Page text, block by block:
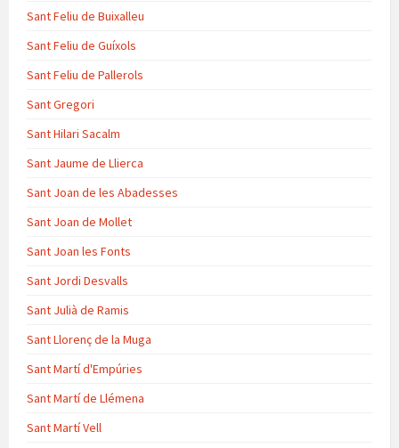
Sant Feliu de Buixalleu
Sant Feliu de Guíxols
Sant Feliu de Pallerols
Sant Gregori
Sant Hilari Sacalm
Sant Jaume de Llierca
Sant Joan de les Abadesses
Sant Joan de Mollet
Sant Joan les Fonts
Sant Jordi Desvalls
Sant Julià de Ramis
Sant Llorenç de la Muga
Sant Martí d'Empúries
Sant Martí de Llémena
Sant Martí Vell